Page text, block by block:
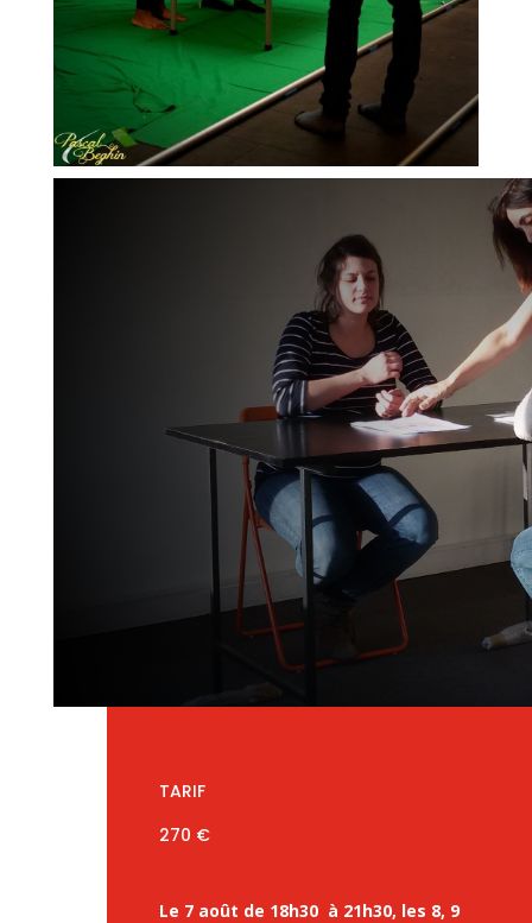
TARIF
270 €
Le 7 août de 18h30 à 21h30, les 8, 9